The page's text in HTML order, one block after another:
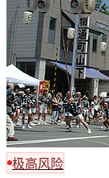
极高风险